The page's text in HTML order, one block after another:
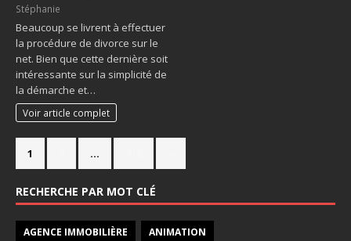
Stéphanie
Beaucoup se livrent à effectuer
la procédure de divorce sur le
net. Bien que cette dernière soit
intéressante sur la simplicité de
la démarche et…
Voir article complet
1 …
RECHERCHE PAR MOT CLÉ
AGENCE IMMOBILIÈRE ANIMATION